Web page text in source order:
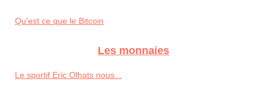
Qu'est ce que le Bitcoin
Les monnaies
Le sportif Eric Olhats nous...